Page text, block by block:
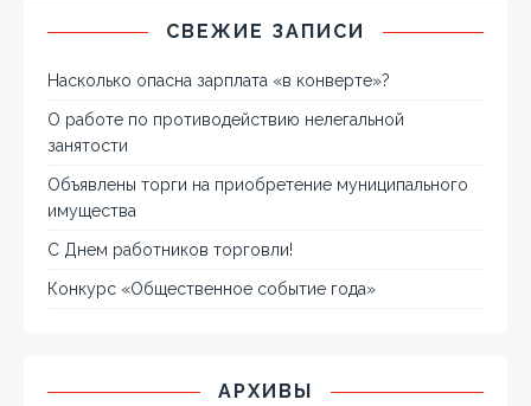
СВЕЖИЕ ЗАПИСИ
Насколько опасна зарплата «в конверте»?
О работе по противодействию нелегальной
занятости
Объявлены торги на приобретение муниципального
имущества
С Днем работников торговли!
Конкурс «Общественное событие года»
АРХИВЫ